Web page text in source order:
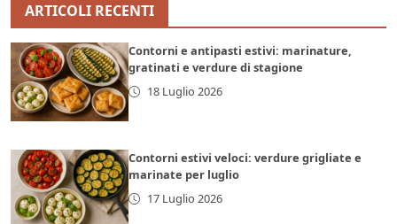
ARTICOLI RECENTI
Contorni e antipasti estivi: marinature,
gratinati e verdure di stagione
18 Luglio 2026
Contorni estivi veloci: verdure grigliate e
marinate per luglio
17 Luglio 2026